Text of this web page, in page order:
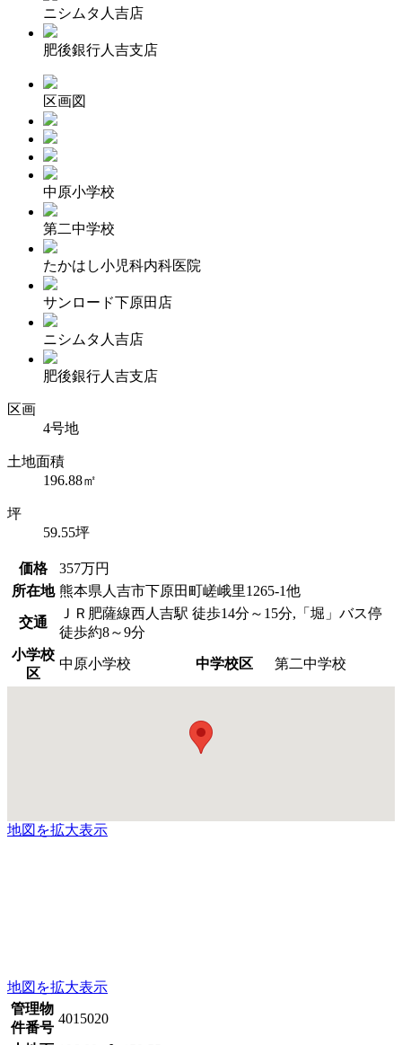
ニシムタ人吉店
肥後銀行人吉支店
区画図
中原小学校
第二中学校
たかはし小児科内科医院
サンロード下原田店
ニシムタ人吉店
肥後銀行人吉支店
区画
4号地
土地面積
196.88㎡
坪
59.55坪
価格 357万円
所在地 熊本県人吉市下原田町嵯峨里1265-1他
交通
ＪＲ肥薩線西人吉駅 徒歩14分～15分,「堀」バス停
徒歩約8～9分
小学校
区
中原小学校 中学校区 第二中学校
地図を拡大表示
地図を拡大表示
管理物
件番号
4015020